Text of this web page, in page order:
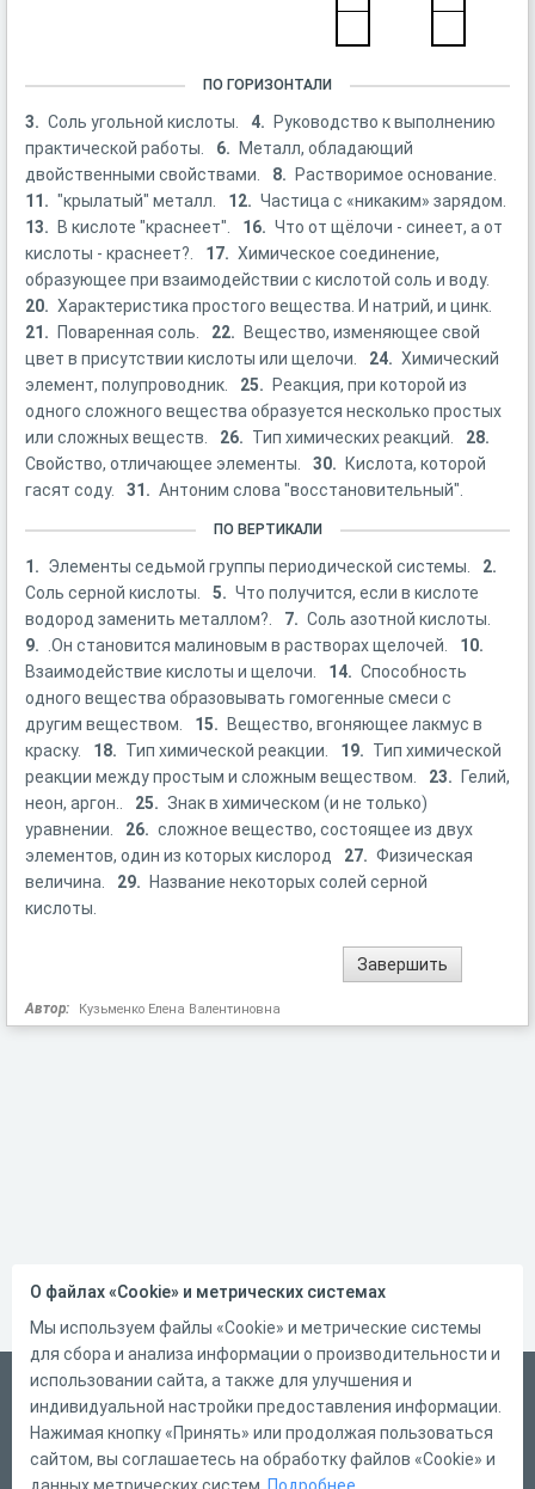
ПО ГОРИЗОНТАЛИ
3. Соль угольной кислоты. 4.
Руководство к выполнению
практической работы.
6.
Металл, обладающий
двойственными свойствами.
8.
Растворимое основание.
11. "крылатый" металл. 12. Частица с «никаким» зарядом.
13.
В кислоте "краснеет". 16. Что от щёлочи - синеет, а от
кислоты - краснеет?.
17. Химическое соединение,
образующее при взаимодействии с кислотой соль и воду.
20. Характеристика простого вещества. И натрий, и цинк.
21.
Поваренная соль. 22.
Вещество, изменяющее свой
цвет в присутствии кислоты или щелочи.
24. Химический
элемент, полупроводник.
25.
Реакция, при которой из
одного сложного вещества образуется несколько простых
или сложных веществ.
26. Тип химических реакций.
28.
Свойство, отличающее элементы.
30.
Кислота, которой
гасят соду.
31. Антоним слова "восстановительный".
ПО ВЕРТИКАЛИ
1. Элементы седьмой группы периодической системы.
2.
Соль серной кислоты.
5. Что получится, если в кислоте
водород заменить металлом?.
7. Соль азотной кислоты.
9.
.Он становится малиновым в растворах щелочей.
10.
Взаимодействие кислоты и щелочи.
14. Способность
одного вещества образовывать гомогенные смеси с
другим веществом.
15.
Вещество, вгоняющее лакмус в
краску.
18. Тип химической реакции. 19. Тип химической
реакции между простым и сложным веществом.
23.
Гелий,
неон, аргон..
25. Знак в химическом (и не только)
уравнении.
26. сложное вещество, состоящее из двух
элементов, один из которых кислород
27. Физическая
величина.
29.
Название некоторых солей серной
кислоты.
Автор: Кузьменко Елена Валентиновна
Русский
Справка
Форма обратной связи
О файлах «Cookie» и метрических системах
Мы используем файлы «Cookie» и метрические системы
для сбора и анализа информации о производительности и
использовании сайта, а также для улучшения и
индивидуальной настройки предоставления информации.
Нажимая кнопку «Принять» или продолжая пользоваться
сайтом, вы соглашаетесь на обработку файлов «Cookie» и